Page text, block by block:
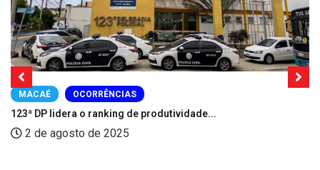
MACAÉ OCORRÊNCIAS
123ª DP lidera o ranking de produtividade...
2 de agosto de 2025